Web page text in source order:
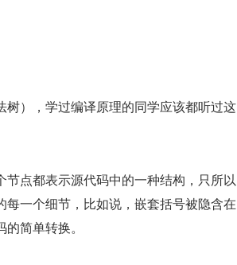
树），学过编译原理的同学应该都听过这
点都表示源代码中的一种结构，只所以
一个细节，比如说，嵌套括号被隐含在
简单转换。